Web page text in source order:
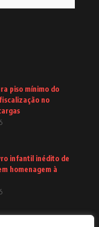
piso mínimo do
no
infantil inédito de
homenagem à